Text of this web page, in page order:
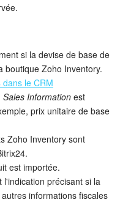
si la devise de base de
boutique Zoho Inventory.
le CRM
Sales Information est
prix unitaire de base
Zoho Inventory sont
est importée.
précisant si la
informations fiscales